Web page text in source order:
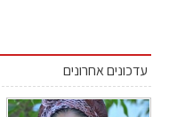
עדכונים אחרונים